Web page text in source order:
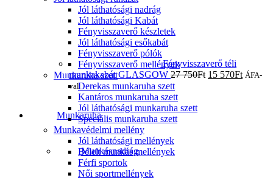
Fényvisszaverő téli
munkakabát GLASGOW 27 750Ft 15 570Ft ÁFA-
val
Munkaruha
Munkásnadrág
Jól láthatósági nadrág
Jól láthatósági Kabát
Fényvisszaverő készletek
Jól láthatósági esőkabát
Fényvisszaverő pólók
Fényvisszaverő mellények
Munkaruha szett
Derekas munkaruha szett
Kantáros munkaruha szett
Jól láthatósági munkaruha szett
Speciális munkaruha szett
Munkavédelmi mellény
Jól láthatósági mellények
Bélelt munkás mellények
Férfi sportok
Női sportmellények